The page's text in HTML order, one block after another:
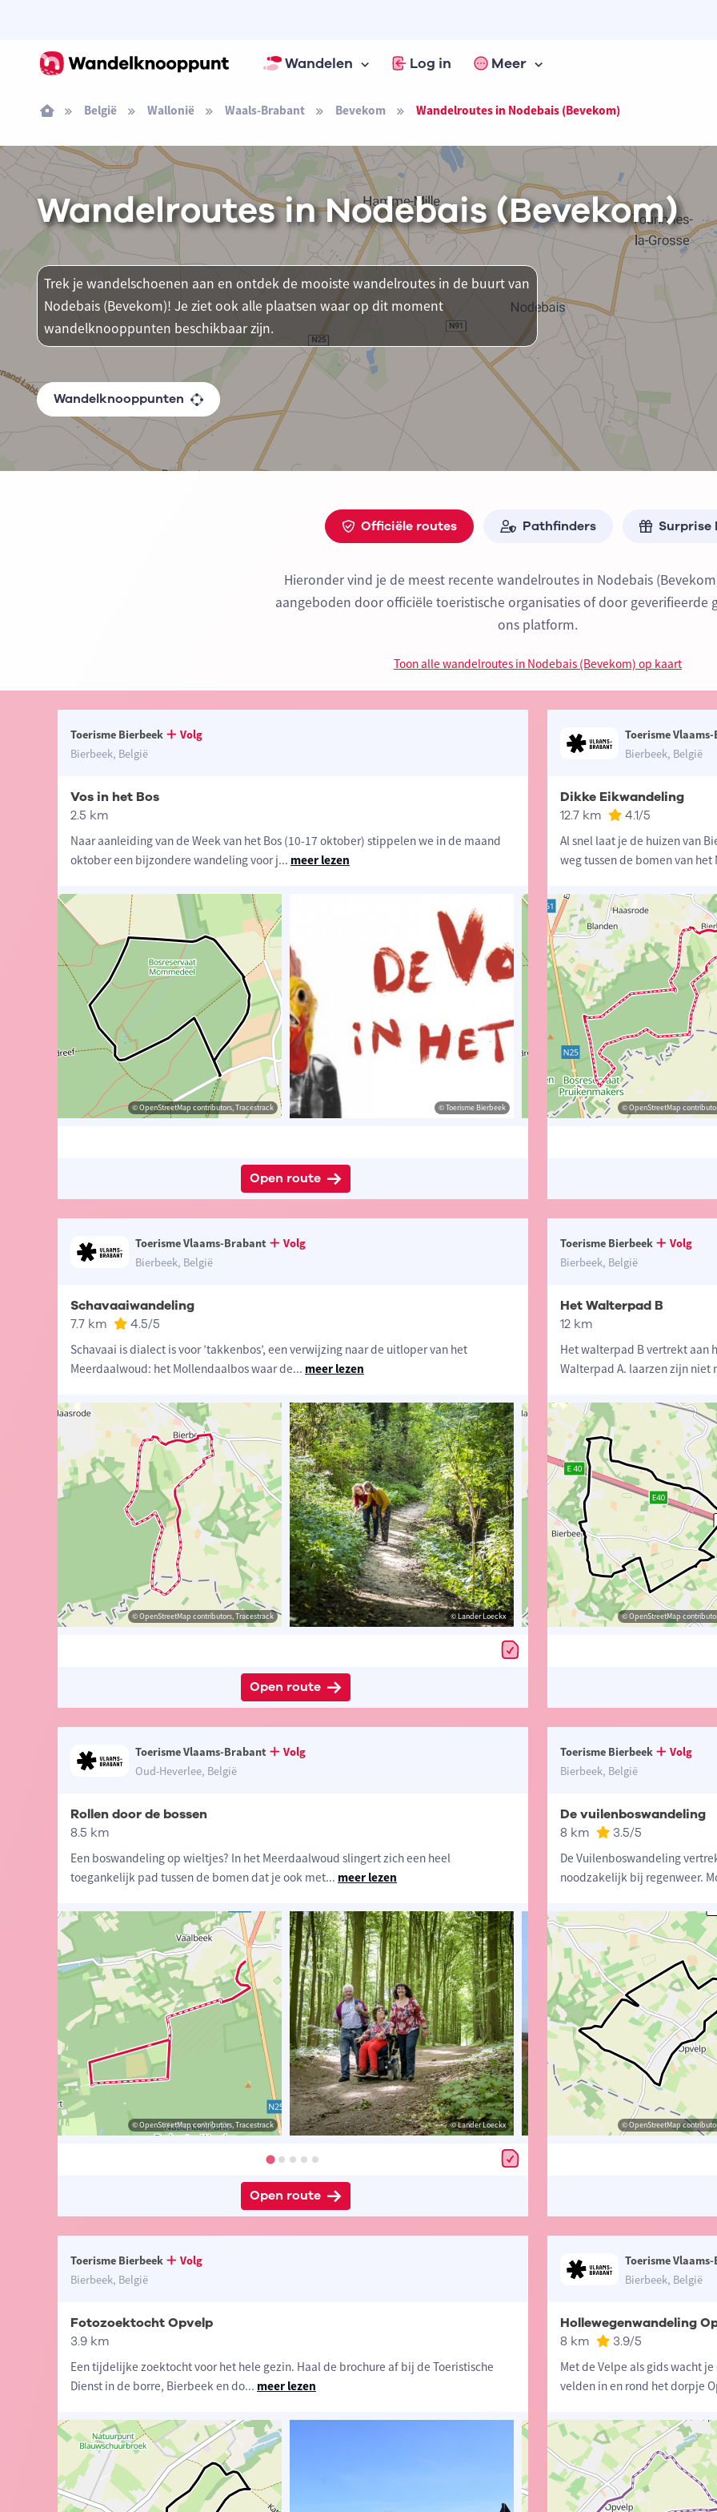
Wandelen Log in Meer
België Wallonië Waals-Brabant Bevekom Wandelroutes in Nodebais (Bevekom)
Wandelroutes in Nodebais (Bevekom)
Trek je wandelschoenen aan en ontdek de mooiste wandelroutes in de buurt van
Nodebais (Bevekom)! Je ziet ook alle plaatsen waar op dit moment
wandelknooppunten beschikbaar zijn.
Wandelknooppunten
Officiële routes Pathfinders Surprise
Hieronder vind je de meest recente wandelroutes in Nodebais
aangeboden door officiële toeristische organisaties of door geverifieerde
ons platform.
Toon alle wandelroutes in Nodebais (Bevekom) op kaart
Toerisme Bierbeek
Volg
Bierbeek, België
Vos in het Bos
2.5 km
Naar aanleiding van de Week van het Bos (10-17 oktober) stippelen we in de maand
oktober een bijzondere wandeling voor j... meer lezen
© OpenStreetMap contributors, Tracestrack © Toerisme Bierbeek © OpenStreetMap contributors,
Open route
Toerisme
Bierbeek, België
Dikke Eikwandeling
12.7 km 4.1/5
Al snel laat je de huizen van
weg tussen de bomen van het
© OpenStreetMap contributors, Tracestrack © Lander Loeckx © OpenStreetMap
Toerisme Vlaams-Brabant
Volg
Bierbeek, België
Schavaaiwandeling
7.7 km 4.5/5
Schavaai is dialect is voor ’takkenbos’, een verwijzing naar de uitloper van het
Meerdaalwoud: het Mollendaalbos waar de... meer lezen
© OpenStreetMap contributors, Tracestrack © Lander Loeckx © OpenStreetMap contributors,
Open route
Toerisme Bierbeek
Volg
Bierbeek, België
Het Walterpad B
12 km
Het walterpad B vertrekt aan
Walterpad A. laarzen zijn niet
© Toerisme Bierbeek © OpenStreetMap contributors, Tracestrack © Toerisme Bierbeek © OpenStreetMap
Toerisme Vlaams-Brabant
Volg
Oud-Heverlee, België
Rollen door de bossen
8.5 km
Een boswandeling op wieltjes? In het Meerdaalwoud slingert zich een heel
toegankelijk pad tussen de bomen dat je ook met... meer lezen
© OpenStreetMap contributors, Tracestrack © Lander Loeckx © Toerisme Vlaams-
Open route
Toerisme Bierbeek
Volg
Bierbeek, België
De vuilenboswandeling
8 km 3.5/5
De Vuilenboswandeling
noodzakelijk bij regenweer.
© Toerisme Bierbeek © OpenStreetMap contributors, Tracestrack © Toerisme Bierbeek © OpenStreetMap
Toerisme Bierbeek
Volg
Bierbeek, België
Fotozoektocht Opvelp
3.9 km
Een tijdelijke zoektocht voor het hele gezin. Haal de brochure af bij de Toeristische
Dienst in de borre, Bierbeek en do... meer lezen
Toerisme
Bierbeek, België
Hollewegenwandeling
8 km 3.9/5
Met de Velpe als gids wacht
velden in en rond het dorpje